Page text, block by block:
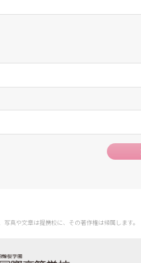
写真や文章は提携校に、その著作権は帰属します。